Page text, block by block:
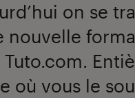
on se
nouvelle
Tuto.com.
où vous le